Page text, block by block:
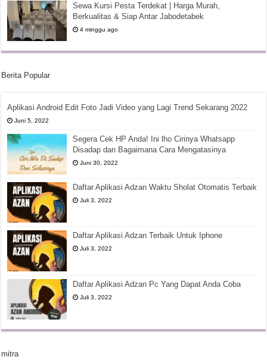
Sewa Kursi Pesta Terdekat | Harga Murah,
Berkualitas & Siap Antar Jabodetabek
4 minggu ago
Berita Popular
Aplikasi Android Edit Foto Jadi Video yang Lagi Trend Sekarang 2022
Juni 5, 2022
Segera Cek HP Anda! Ini lho Cirinya Whatsapp
Disadap dan Bagaimana Cara Mengatasinya
Juni 30, 2022
Daftar Aplikasi Adzan Waktu Sholat Otomatis Terbaik
Juli 3, 2022
Daftar Aplikasi Adzan Terbaik Untuk Iphone
Juli 3, 2022
Daftar Aplikasi Adzan Pc Yang Dapat Anda Coba
Juli 3, 2022
mitra